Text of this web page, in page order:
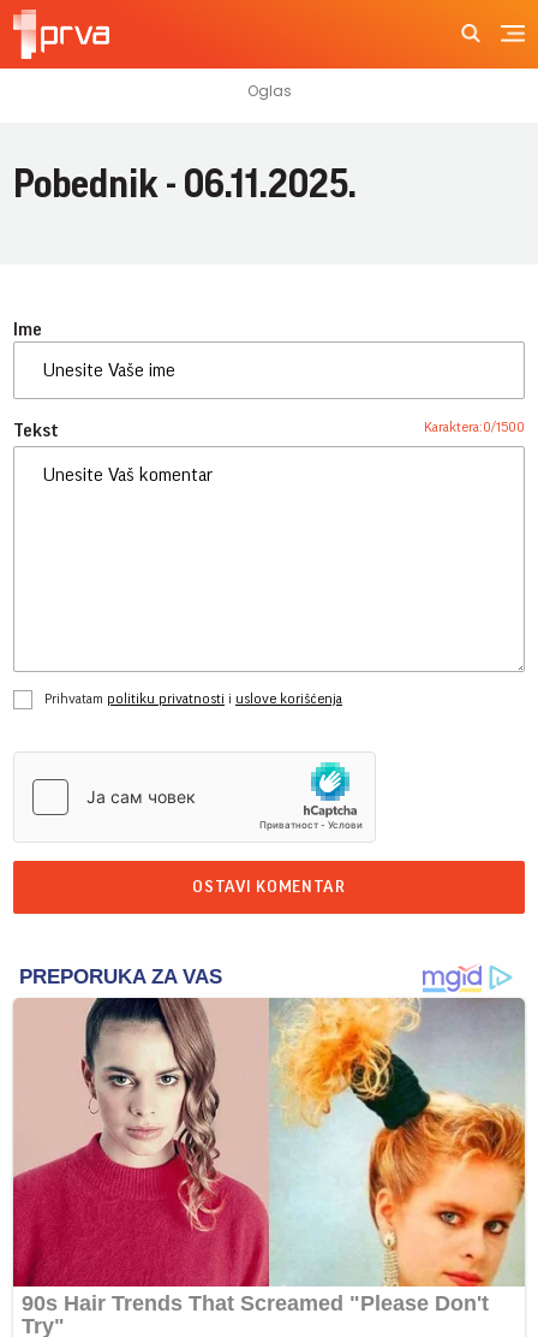
Pobednik - 06.11.2025.
Ime
Tekst Karaktera:0/1500
Prihvatam politiku privatnosti i uslove korišćenja
OSTAVI KOMENTAR